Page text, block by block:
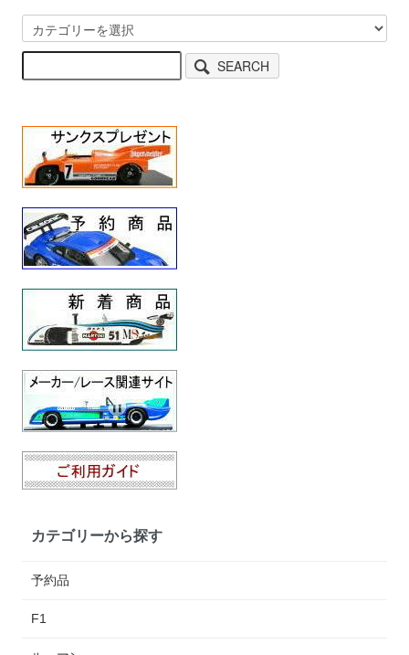
SEARCH
カテゴリーから探す
予約品
F1